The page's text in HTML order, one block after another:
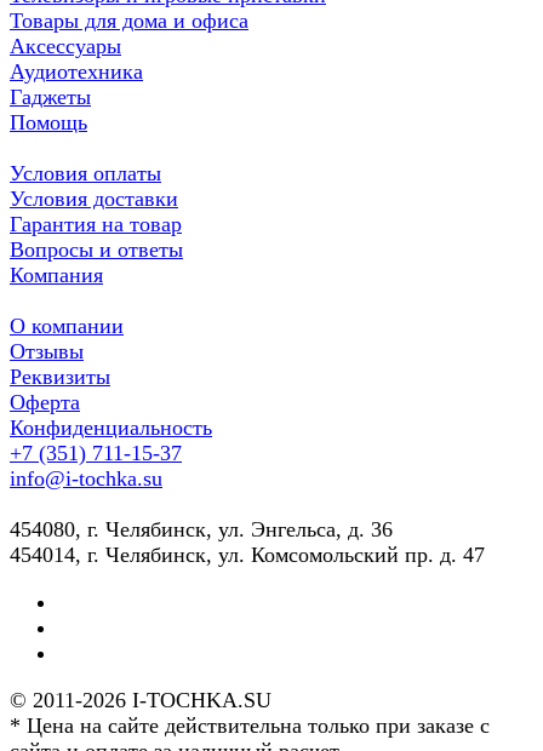
Товары для дома и офиса
Аксессуары
Аудиотехника
Гаджеты
Помощь
Условия оплаты
Условия доставки
Гарантия на товар
Вопросы и ответы
Компания
О компании
Отзывы
Реквизиты
Оферта
Конфиденциальность
+7 (351) 711-15-37
info@i-tochka.su
​454080, г. Челябинск, ул. Энгельса, д. 36
454014, г. Челябинск, ул. Комсомольский пр. д. 47
© 2011-2026 I-TOCHKA.SU
* Цена на сайте действительна только при заказе с